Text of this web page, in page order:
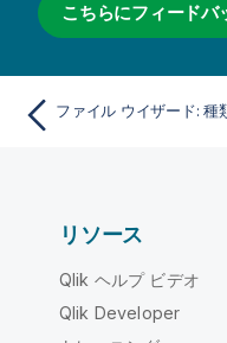
こちらにフィードバ
リソース
Qlik ヘルプ ビデオ
Qlik Developer